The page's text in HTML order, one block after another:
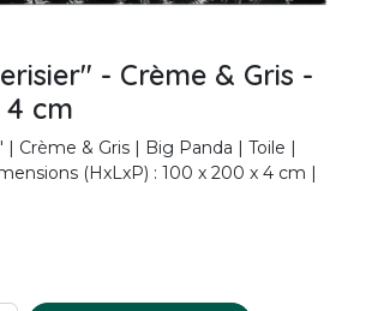
- Crème & Gris -
4 cm
| Crème & Gris | Big Panda | Toile |
(HxLxP) : 100 x 200 x 4 cm |